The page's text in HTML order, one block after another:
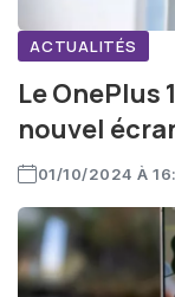
ACTUALITÉS
Le OnePlus
nouvel
01/10/2024 À